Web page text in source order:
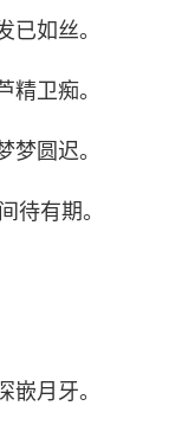
已如丝。
精卫痴。
梦圆迟。
待有期。
嵌月牙。